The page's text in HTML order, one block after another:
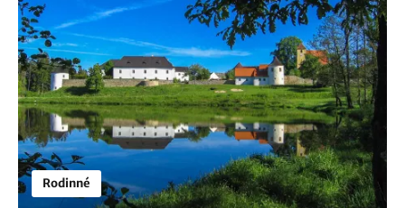
Rodinné